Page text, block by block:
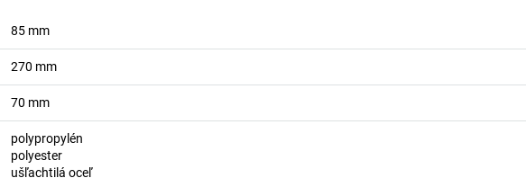
85 mm
270 mm
70 mm
polypropylén
polyester
ušľachtilá oceľ